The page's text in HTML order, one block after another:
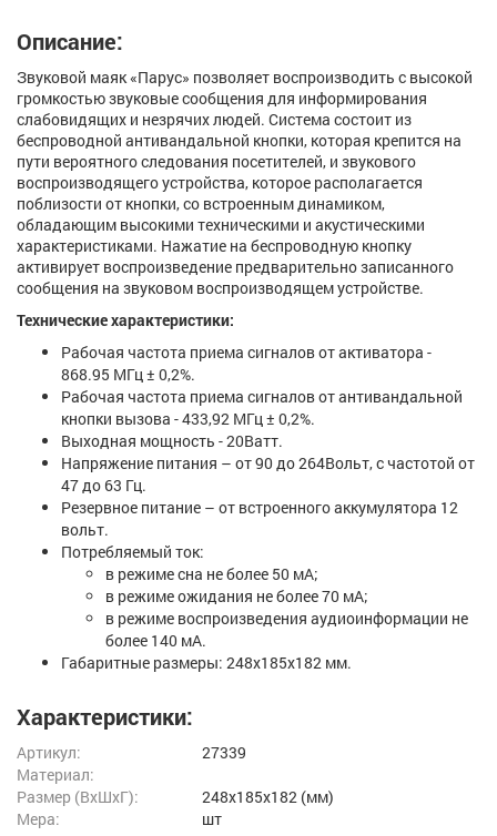
Описание:
Звуковой маяк «Парус» позволяет воспроизводить с высокой
громкостью звуковые сообщения для информирования
слабовидящих и незрячих людей. Система состоит из
беспроводной антивандальной кнопки, которая крепится на
пути вероятного следования посетителей, и звукового
воспроизводящего устройства, которое располагается
поблизости от кнопки, со встроенным динамиком,
обладающим высокими техническими и акустическими
характеристиками. Нажатие на беспроводную кнопку
активирует воспроизведение предварительно записанного
сообщения на звуковом воспроизводящем устройстве.
Технические характеристики:
Рабочая частота приема сигналов от активатора -
868.95 МГц ± 0,2%.
Рабочая частота приема сигналов от антивандальной
кнопки вызова - 433,92 МГц ± 0,2%.
Выходная мощность - 20Ватт.
Напряжение питания – от 90 до 264Вольт, с частотой от
47 до 63 Гц.
Резервное питание – от встроенного аккумулятора 12
вольт.
Потребляемый ток:
в режиме сна не более 50 мА;
в режиме ожидания не более 70 мА;
в режиме воспроизведения аудиоинформации не
более 140 мА.
Габаритные размеры: 248х185х182 мм.
Характеристики:
Артикул:
27339
Материал:
Размер (ВxШxГ):
248x185x182 (мм)
Мера:
шт